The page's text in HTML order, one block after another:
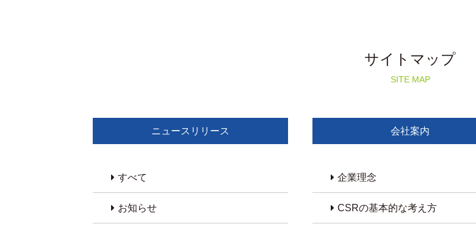
サイトマップ
SITE MAP
ニュースリリース
すべて
お知らせ
会社案内
企業理念
CSRの基本的な考え方